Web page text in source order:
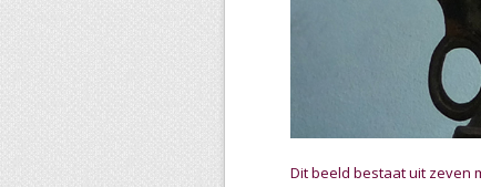
Dit beeld bestaat uit zeven